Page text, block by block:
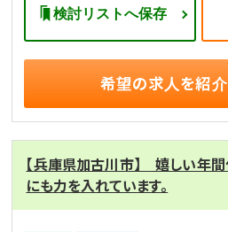
検討リストへ保存
希望の求人を紹介
【兵庫県加古川市】 嬉しい年
にも力を入れています。